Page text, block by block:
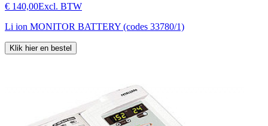
€ 140,00Excl. BTW
Li ion MONITOR BATTERY (codes 33780/1)
Klik hier en bestel